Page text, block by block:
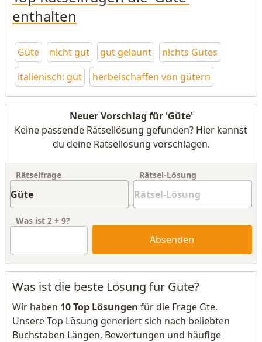
enthalten
Güte nicht gut gut gelaunt
nichts Gutes
italienisch: gut
herbeischaffen von gütern
Neuer Vorschlag für 'Güte'
Keine passende Rätsellösung gefunden? Hier kannst
du deine Rätsellösung vorschlagen.
Rätselfrage Rätsel-Lösung
Was ist 2 + 9?
Absenden
Was ist die beste Lösung für Güte?
Wir haben 10 Top Lösungen für die Frage Gte.
Unsere Top Lösung generiert sich nach beliebten
Buchstaben Längen, Bewertungen und häufige